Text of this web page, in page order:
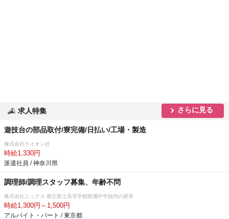
求人特集 さらに見る
遊技台の部品取付/寮完備/日払い/工場・製造
株式会社ライオン社
時給1,330円
派遣社員 / 神奈川県
調理師/調理スタッフ募集、年齢不問
株式会社ニックス 都立富士高等学校附属中学校内の厨房
時給1,300円～1,500円
アルバイト・パート / 東京都